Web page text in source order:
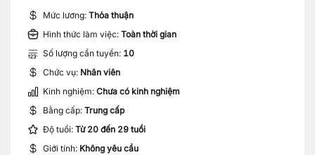
Mức lương: Thỏa thuận
Hình thức làm việc: Toàn thời gian
Số lượng cần tuyển: 10
Chức vụ: Nhân viên
Kinh nghiệm: Chưa có kinh nghiệm
Bằng cấp: Trung cấp
Độ tuổi: Từ 20 đến 29 tuổi
Giới tính: Không yêu cầu